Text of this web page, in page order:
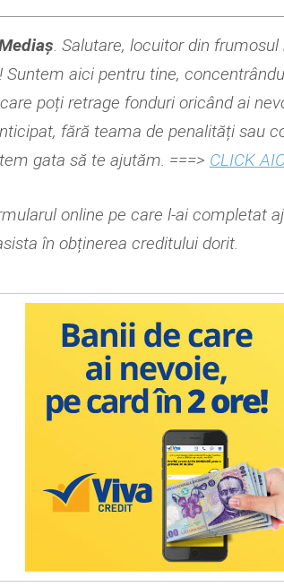
. Salutare, locuitor din
Suntem aici pentru tine,
poți retrage fonduri oricând ai
fără teama de penalități sau
gata să te ajutăm. ===> CLICK
online pe care l-ai completat
în obținerea creditului dorit.